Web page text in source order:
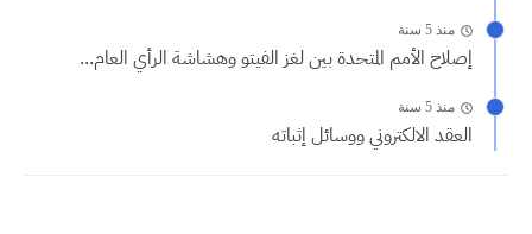
منذ 5 سنة
إصلاح الأمم المتحدة بين لغز الفيتو وهشاشة الرأي العام...
منذ 5 سنة
العقد الالكتروني ووسائل إثباته